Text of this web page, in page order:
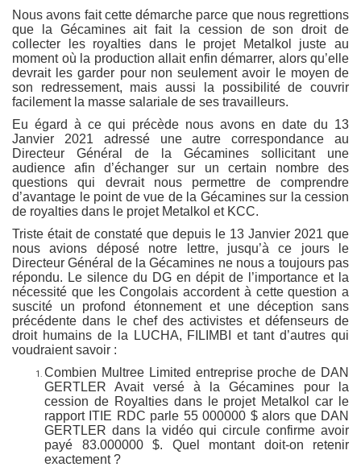
Nous avons fait cette démarche parce que nous regrettions
que la Gécamines ait fait la cession de son droit de
collecter les royalties dans le projet Metalkol juste au
moment où la production allait enfin démarrer, alors qu’elle
devrait les garder pour non seulement avoir le moyen de
son redressement, mais aussi la possibilité de couvrir
facilement la masse salariale de ses travailleurs.
Eu égard à ce qui précède nous avons en date du 13
Janvier 2021 adressé une autre correspondance au
Directeur Général de la Gécamines sollicitant une
audience afin d’échanger sur un certain nombre des
questions qui devrait nous permettre de comprendre
d’avantage le point de vue de la Gécamines sur la cession
de royalties dans le projet Metalkol et KCC.
Triste était de constaté que depuis le 13 Janvier 2021 que
nous avions déposé notre lettre, jusqu’à ce jours le
Directeur Général de la Gécamines ne nous a toujours pas
répondu. Le silence du DG en dépit de l’importance et la
nécessité que les Congolais accordent à cette question a
suscité un profond étonnement et une déception sans
précédente dans le chef des activistes et défenseurs de
droit humains de la LUCHA, FILIMBI et tant d’autres qui
voudraient savoir :
Combien Multree Limited entreprise proche de DAN
GERTLER Avait versé à la Gécamines pour la
cession de Royalties dans le projet Metalkol car le
rapport ITIE RDC parle 55 000000 $ alors que DAN
GERTLER dans la vidéo qui circule confirme avoir
payé 83.000000 $. Quel montant doit-on retenir
exactement ?